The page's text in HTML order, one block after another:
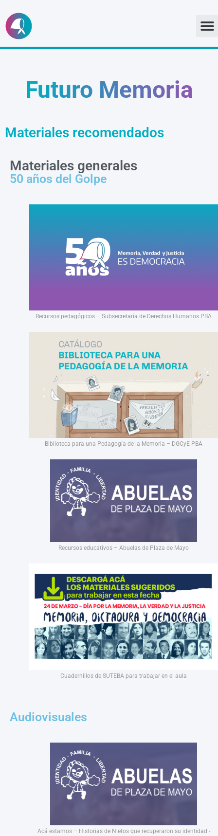
Ir
al
Futuro Memoria
Materiales recomendados
Materiales generales
50 años del Golpe
Recursos pedagógicos – Subsecretaría de Derechos Humanos PBA
Biblioteca para una Pedagogía de la Memoria – DGCyE PBA
Recursos educativos – Abuelas de Plaza de Mayo
Cuadernillos de SUTEBA para trabajar en el aula
Audiovisuales
Acá estamos – Historias de Nietos que recuperaron su identidad -